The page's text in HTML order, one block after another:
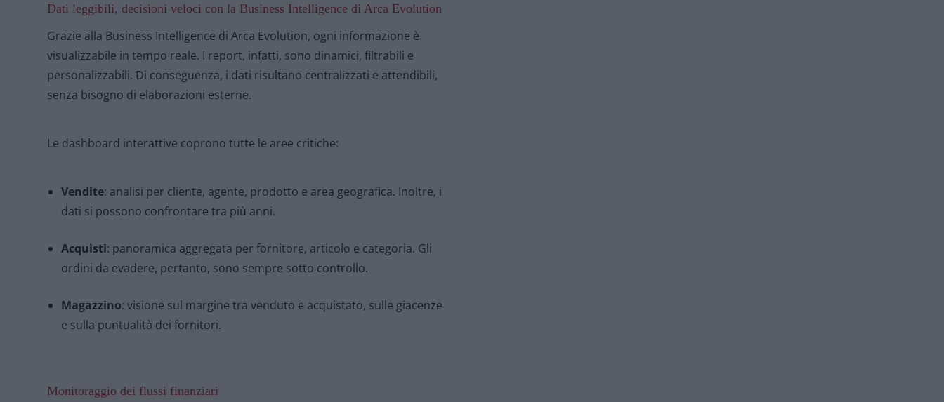
Dati leggibili, decisioni veloci con la Business Intelligence di Arca Evolution
Grazie alla Business Intelligence di Arca Evolution, ogni informazione è
visualizzabile in tempo reale. I report, infatti, sono dinamici, filtrabili e
personalizzabili. Di conseguenza, i dati risultano centralizzati e attendibili,
senza bisogno di elaborazioni esterne.
Le dashboard interattive coprono tutte le aree critiche:
Vendite: analisi per cliente, agente, prodotto e area geografica. Inoltre, i
dati si possono confrontare tra più anni.
Acquisti: panoramica aggregata per fornitore, articolo e categoria. Gli
ordini da evadere, pertanto, sono sempre sotto controllo.
Magazzino: visione sul margine tra venduto e acquistato, sulle giacenze
e sulla puntualità dei fornitori.
Monitoraggio dei flussi finanziari